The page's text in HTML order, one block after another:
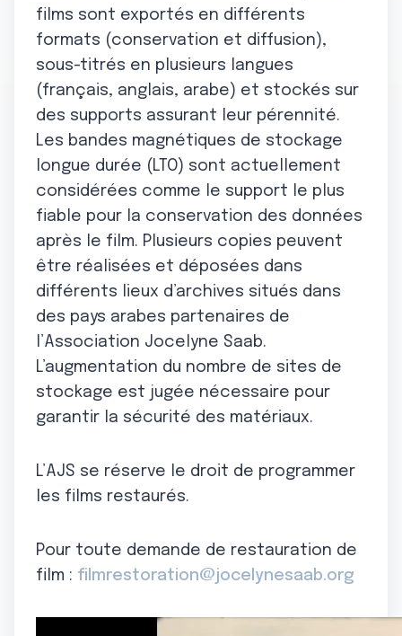
films sont exportés en différents
formats (conservation et diffusion),
sous-titrés en plusieurs langues
(français, anglais, arabe) et stockés sur
des supports assurant leur pérennité.
Les bandes magnétiques de stockage
longue durée (LTO) sont actuellement
considérées comme le support le plus
fiable pour la conservation des données
après le film. Plusieurs copies peuvent
être réalisées et déposées dans
différents lieux d’archives situés dans
des pays arabes partenaires de
l’Association Jocelyne Saab.
L’augmentation du nombre de sites de
stockage est jugée nécessaire pour
garantir la sécurité des matériaux.
L’AJS se réserve le droit de programmer
les films restaurés.
Pour toute demande de restauration de
film : filmrestoration@jocelynesaab.org